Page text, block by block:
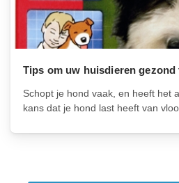
Tips om uw huisdieren gezond
Schopt je hond vaak, en heeft het
kans dat je hond last heeft van
voor de eigen gezondheid van...